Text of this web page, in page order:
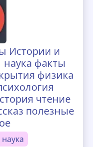
Истории и
факты
физика
чтение
полезные